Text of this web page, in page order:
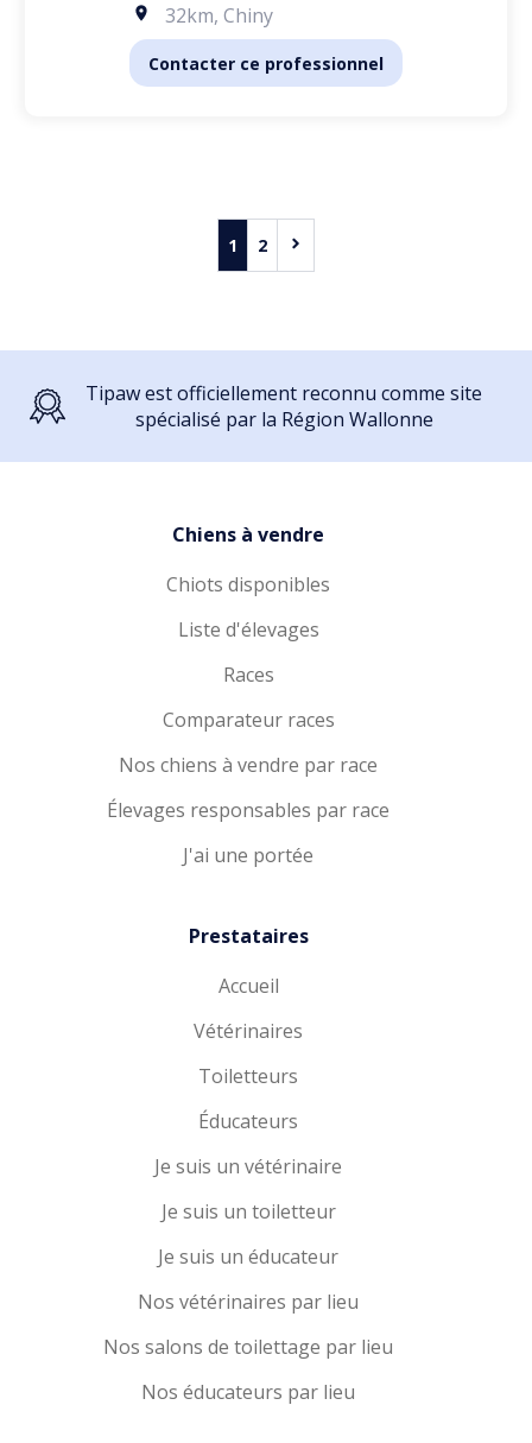
32km, Chiny
Contacter ce professionnel
1 2
Tipaw est officiellement reconnu comme site
spécialisé par la Région Wallonne
Chiens à vendre
Chiots disponibles
Liste d'élevages
Races
Comparateur races
Nos chiens à vendre par race
Élevages responsables par race
J'ai une portée
Prestataires
Accueil
Vétérinaires
Toiletteurs
Éducateurs
Je suis un vétérinaire
Je suis un toiletteur
Je suis un éducateur
Nos vétérinaires par lieu
Nos salons de toilettage par lieu
Nos éducateurs par lieu